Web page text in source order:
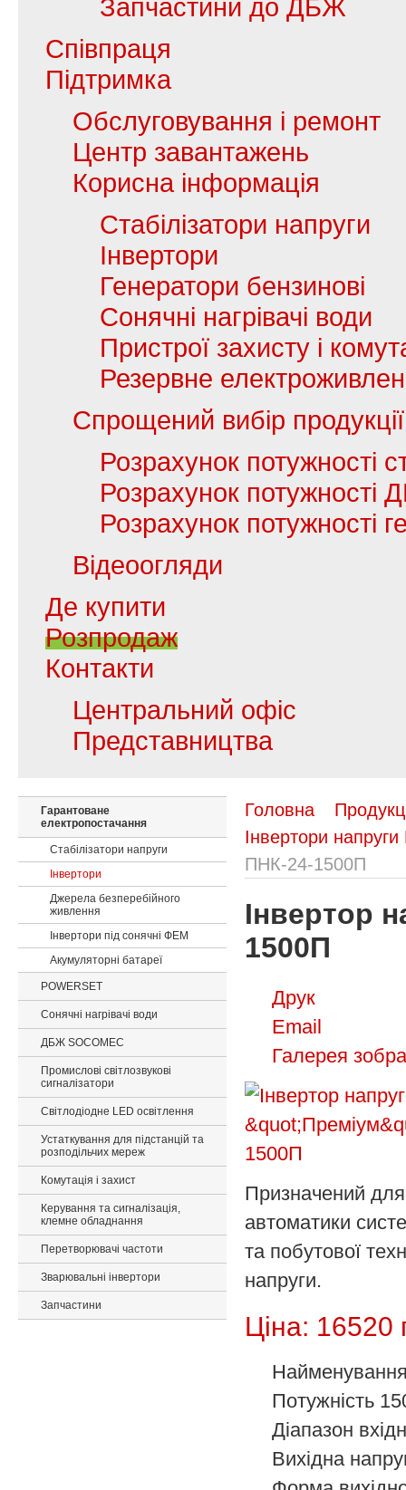
Запчастини до ДБЖ
Співпраця
Підтримка
Обслуговування і ремонт
Центр завантажень
Корисна інформація
Стабілізатори напруги
Інвертори
Генератори бензинові
Сонячні нагрівачі води
Пристрої захисту і
Резервне
Спрощений вибір продукції
Розрахунок потужності
Розрахунок потужності
Розрахунок потужності
Відеоогляди
Де купити
Розпродаж
Контакти
Центральний офіс
Представництва
Головна
Інвертори
ПНК-24-1500П
Інвертор
1500П
Друк
Email
Галерея
Призначений
автоматики
та побутової
напруги.
Ціна: 16520
Потужність
Діапазон
Вихідна
Гарантоване
електропостачання
Стабілізатори напруги
Інвертори
Джерела безперебійного
живлення
Інвертори під сонячні ФЕМ
Акумуляторні батареї
POWERSET
Сонячні нагрівачі води
ДБЖ SOCOMEC
Промислові світлозвукові
сигналізатори
Світлодіодне LED освітлення
Устаткування для підстанцій та
розподільчих мереж
Комутація і захист
Керування та сигналізація,
клемне обладнання
Перетворювачі частоти
Зварювальні інвертори
Запчастини